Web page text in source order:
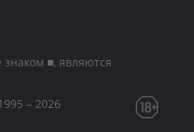
■, являются
– 2026